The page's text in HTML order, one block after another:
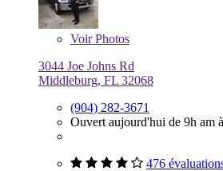
VoirPhotos
3044 Joe Johns Rd
Middleburg, FL 32068
(904) 282-3671
Ouvert aujourd'hui de 9h am
476